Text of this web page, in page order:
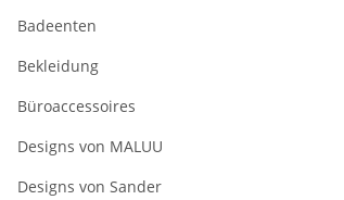
Badeenten
Bekleidung
Büroaccessoires
Designs von MALUU
Designs von Sander